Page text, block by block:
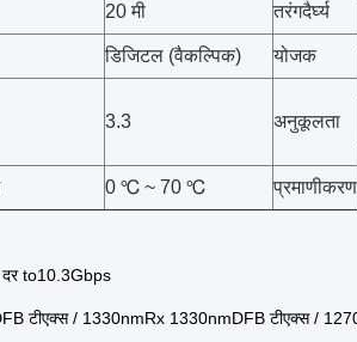
20 मी तरंगदैर्घ्य
डिजिटल (वैकल्पिक) योजक
3.3 अनुकूलता
0 ℃ ~ 70 ℃ प्रमाणीकरण
दर to10.3Gbps
टीएक्स / 1330nmRx 1330nmDFB टीएक्स /